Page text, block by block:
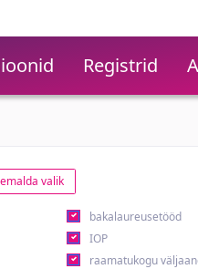
Registrid
valik
bakalaureusetööd
IOP
raamatukogu